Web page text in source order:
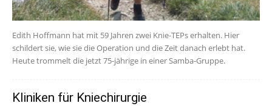
Edith Hoffmann hat mit 59 Jahren zwei Knie-TEPs erhalten. Hier
schildert sie, wie sie die Operation und die Zeit danach erlebt hat.
Heute trommelt die jetzt 75-jährige in einer Samba-Gruppe.
Kliniken für Kniechirurgie